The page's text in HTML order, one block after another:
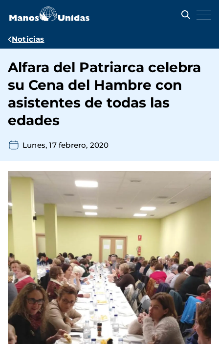
contenido
Ruta
navegación
Noticias
Alfara del Patriarca celebra
su Cena del Hambre con
asistentes de todas las
edades
Lunes, 17 febrero, 2020